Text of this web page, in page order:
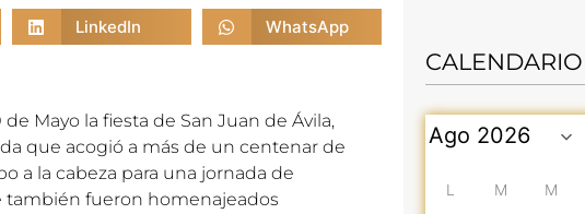
LinkedIn WhatsApp
Mayo la fiesta de San Juan de Ávila,
que acogió a más de un centenar de
a la cabeza para una jornada de
también fueron homenajeados
CALENDARIO
L M M